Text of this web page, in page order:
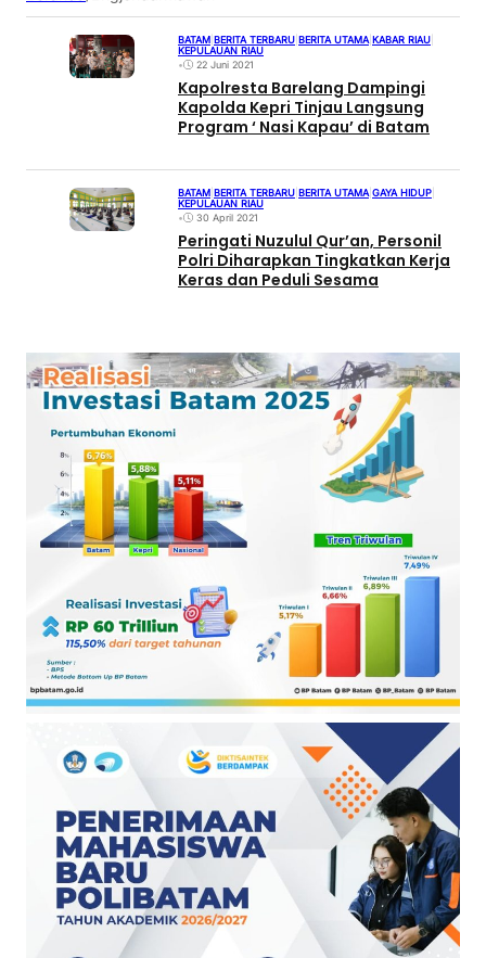
BATAM BERITA TERBARU BERITA UTAMA KABAR RIAU
KEPULAUAN RIAU
•
22 Juni 2021
Kapolresta Barelang Dampingi
Kapolda Kepri Tinjau Langsung
Program ‘ Nasi Kapau’ di Batam
BATAM BERITA TERBARU BERITA UTAMA GAYA HIDUP
KEPULAUAN RIAU
•
30 April 2021
Peringati Nuzulul Qur’an, Personil
Polri Diharapkan Tingkatkan Kerja
Keras dan Peduli Sesama